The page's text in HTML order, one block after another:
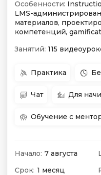
Особенности:
LMS-
материалов,
компетенций,
Занятий: 115
Практика
Чат Для
Обучение с
Начало: 7 августа
Срок: 1 месяц